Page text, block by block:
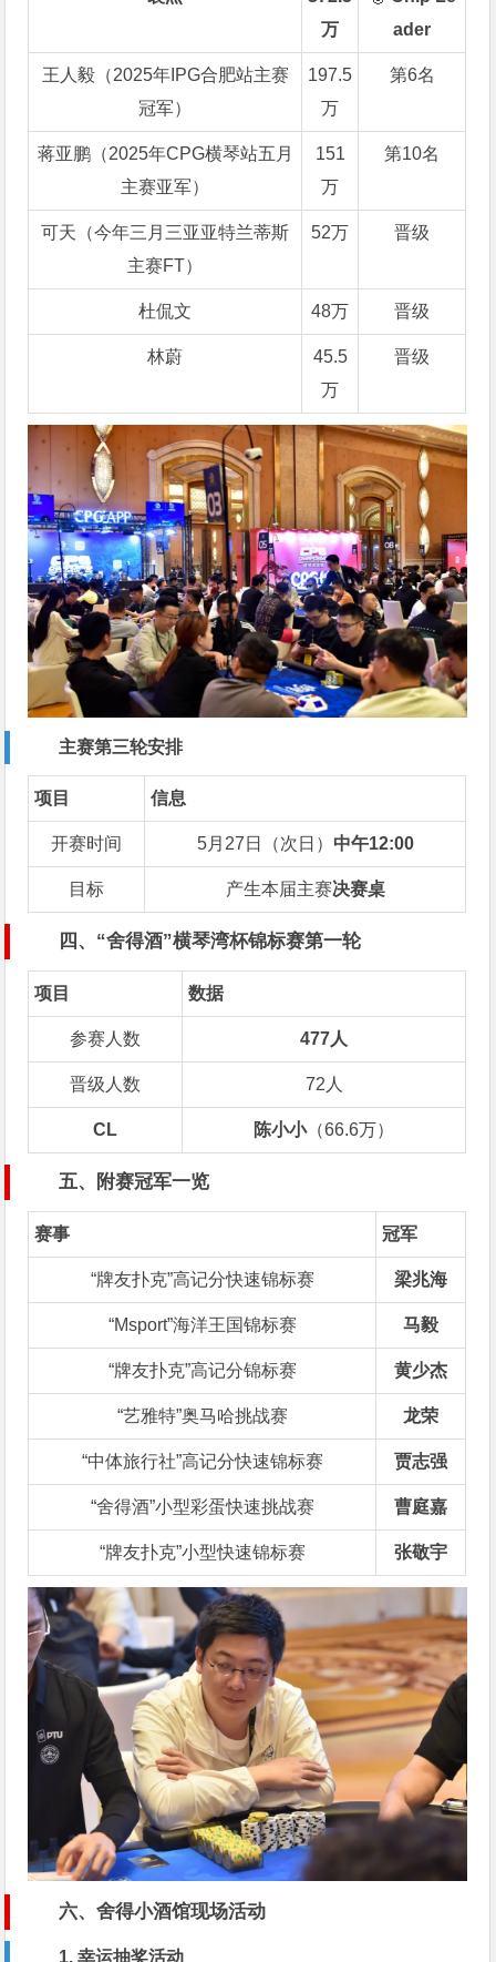
万
ader
王人毅（2025年IPG合肥站主赛
冠军）
197.5
万
第6名
蒋亚鹏（2025年CPG横琴站五月
主赛亚军）
151
万
第10名
可天（今年三月三亚亚特兰蒂斯
主赛FT）
52万 晋级
杜侃文 48万 晋级
林蔚
45.5
万
晋级
主赛第三轮安排
项目 信息
开赛时间 5月27日（次日） 中午12:00
目标 产生本届主赛决赛桌
四、“舍得酒”横琴湾杯锦标赛第一轮
项目 数据
参赛人数 477人
晋级人数 72人
CL 陈小小（66.6万）
五、附赛冠军一览
赛事 冠军
“牌友扑克”高记分快速锦标赛 梁兆海
“Msport”海洋王国锦标赛 马毅
“牌友扑克”高记分锦标赛 黄少杰
“艺雅特”奥马哈挑战赛 龙荣
“中体旅行社”高记分快速锦标赛 贾志强
“舍得酒”小型彩蛋快速挑战赛 曹庭嘉
“牌友扑克”小型快速锦标赛 张敬宇
六、舍得小酒馆现场活动
1. 幸运抽奖活动